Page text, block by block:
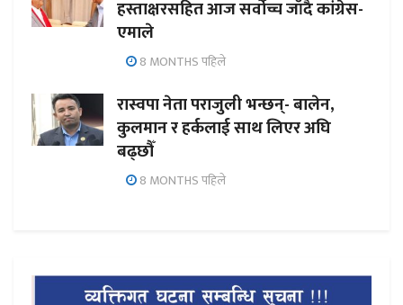
हस्ताक्षरसहित आज सर्वोच्च जाँदै कांग्रेस-
एमाले
8 MONTHS पहिले
रास्वपा नेता पराजुली भन्छन्- बालेन,
कुलमान र हर्कलाई साथ लिएर अघि
बढ्छौँ
8 MONTHS पहिले